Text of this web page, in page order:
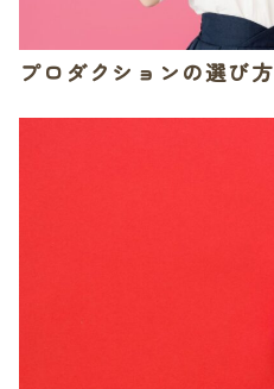
プロダクションの選び方